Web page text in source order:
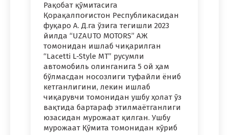
Рақобат қўмитасига
Қорақалпоғистон Республикасидан
фуқаро А. Д.га ўзига тегишли 2023
йилда “UZAUTO MOTORS” АЖ
томонидан ишлаб чиқарилган
“Lacetti L-Style MT” русумли
автомобиль олинганига 5 ой ҳам
бўлмасдан носозлиги туфайли ёниб
кетганлигини, лекин ишлаб
чиқарувчи томонидан ушбу ҳолат ўз
вақтида бартараф этилмаётганлиги
юзасидан мурожаат қилган. Ушбу
мурожаат Қўмита томонидан кўриб